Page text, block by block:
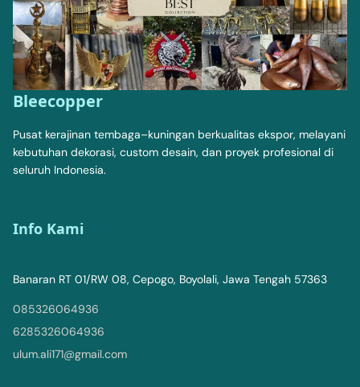
Bleecopper
Pusat kerajinan tembaga–kuningan berkualitas ekspor, melayani
kebutuhan dekorasi, custom desain, dan proyek profesional di
seluruh Indonesia.
Info Kami
Banaran RT 01/RW 08, Cepogo, Boyolali, Jawa Tengah 57363
085326064936
6285326064936
ulum.ali171@gmail.com